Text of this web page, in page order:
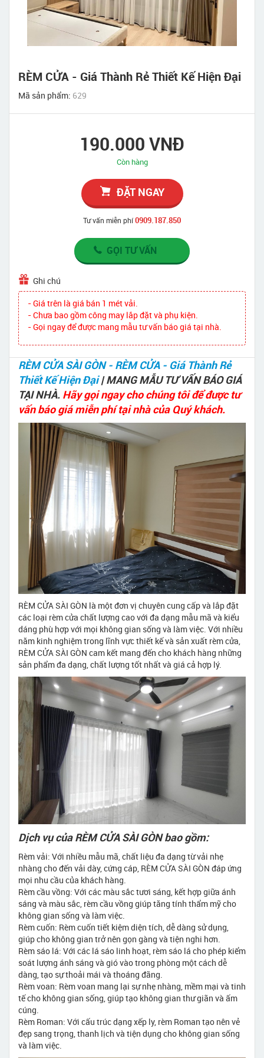
RÈM CỬA - Giá Thành Rẻ Thiết Kế Hiện Đại
Mã sản phẩm: 629
190.000 VNĐ
Còn hàng
ĐẶT NGAY
Tư vấn miễn phí0909.187.850
GỌI TƯ VẤN
Ghi chú
- Giá trên là giá bán 1 mét vải.
- Chưa bao gồm công may lắp đặt và phụ kiện.
- Gọi ngay để được mang mẫu tư vấn báo giá tại nhà.
RÈM CỬA SÀI GÒN - RÈM CỬA - Giá Thành Rẻ
Thiết Kế Hiện Đại| MANG MẪU TƯ VẤN BÁO GIÁ
TẠI NHÀ. Hãy gọi ngay cho chúng tôi để được tư
vấn báo giá miễn phí tại nhà của Quý khách.
RÈM CỬA SÀI GÒN là một đơn vị chuyên cung cấp và lắp đặt
các loại rèm cửa chất lượng cao với đa dạng mẫu mã và kiểu
dáng phù hợp với mọi không gian sống và làm việc. Với nhiều
năm kinh nghiệm trong lĩnh vực thiết kế và sản xuất rèm cửa,
RÈM CỬA SÀI GÒN cam kết mang đến cho khách hàng những
sản phẩm đa dạng, chất lượng tốt nhất và giá cả hợp lý.
Dịch vụ của RÈM CỬA SÀI GÒN bao gồm:
Rèm vải: Với nhiều mẫu mã, chất liệu đa dạng từ vải nhẹ
nhàng cho đến vải dày, cứng cáp, RÈM CỬA SÀI GÒN đáp ứng
mọi nhu cầu của khách hàng.
Rèm cầu vồng: Với các màu sắc tươi sáng, kết hợp giữa ánh
sáng và màu sắc, rèm cầu vồng giúp tăng tính thẩm mỹ cho
không gian sống và làm việc.
Rèm cuốn: Rèm cuốn tiết kiệm diện tích, dễ dàng sử dụng,
giúp cho không gian trở nên gọn gàng và tiện nghi hơn.
Rèm sáo lá: Với các lá sáo linh hoạt, rèm sáo lá cho phép kiểm
soát lượng ánh sáng và gió vào trong phòng một cách dễ
dàng, tạo sự thoải mái và thoáng đãng.
Rèm voan: Rèm voan mang lại sự nhẹ nhàng, mềm mại và tinh
tế cho không gian sống, giúp tạo không gian thư giãn và ấm
cúng.
Rèm Roman: Với cấu trúc dạng xếp ly, rèm Roman tạo nên vẻ
đẹp sang trọng, thanh lịch và tiện dụng cho không gian sống
và làm việc.